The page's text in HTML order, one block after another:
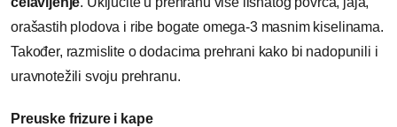
orašastih plodova i ribe bogate omega-3 masnim kiselinama.
Također, razmislite o dodacima prehrani kako bi nadopunili i
uravnotežili svoju prehranu.
Preuske frizure i kape